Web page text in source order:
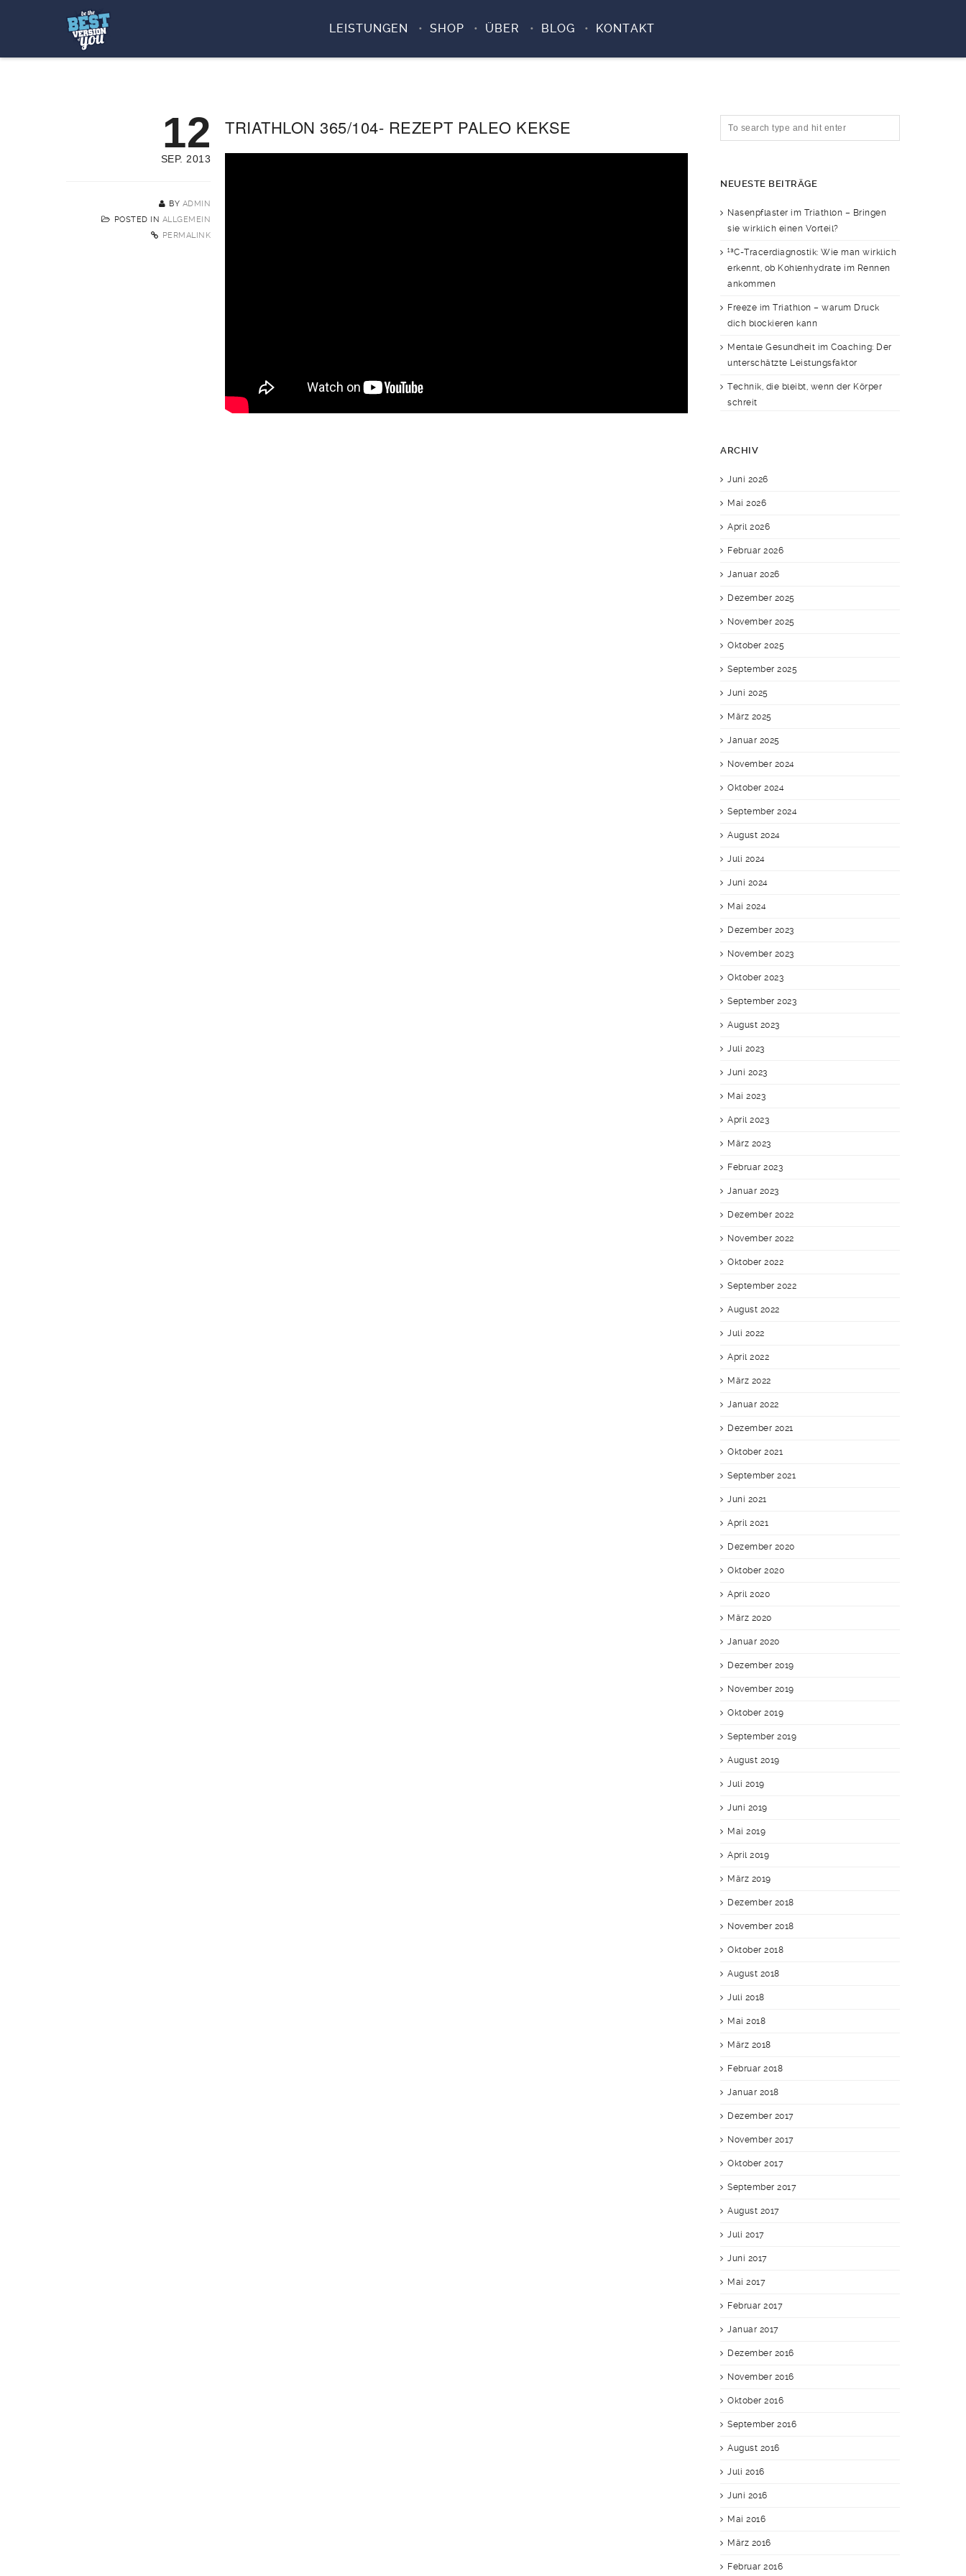
LEISTUNGEN SHOP ÜBER BLOG KONTAKT
12
SEP. 2013
BY ADMIN
POSTED IN ALLGEMEIN
PERMALINK
TRIATHLON 365/104- REZEPT PALEO KEKSE
NEUESTE BEITRÄGE
Nasenpflaster im Triathlon – Bringen
sie wirklich einen Vorteil?
¹³C-Tracerdiagnostik: Wie man wirklich
erkennt, ob Kohlenhydrate im Rennen
ankommen
Freeze im Triathlon – warum Druck
dich blockieren kann
Mentale Gesundheit im Coaching: Der
unterschätzte Leistungsfaktor
Technik, die bleibt, wenn der Körper
schreit
ARCHIV
Juni 2026
Mai 2026
April 2026
Februar 2026
Januar 2026
Dezember 2025
November 2025
Oktober 2025
September 2025
Juni 2025
März 2025
Januar 2025
November 2024
Oktober 2024
September 2024
August 2024
Juli 2024
Juni 2024
Mai 2024
Dezember 2023
November 2023
Oktober 2023
September 2023
August 2023
Juli 2023
Juni 2023
Mai 2023
April 2023
März 2023
Februar 2023
Januar 2023
Dezember 2022
November 2022
Oktober 2022
September 2022
August 2022
Juli 2022
April 2022
März 2022
Januar 2022
Dezember 2021
Oktober 2021
September 2021
Juni 2021
April 2021
Dezember 2020
Oktober 2020
April 2020
März 2020
Januar 2020
Dezember 2019
November 2019
Oktober 2019
September 2019
August 2019
Juli 2019
Juni 2019
Mai 2019
April 2019
März 2019
Dezember 2018
November 2018
Oktober 2018
August 2018
Juli 2018
Mai 2018
März 2018
Februar 2018
Januar 2018
Dezember 2017
November 2017
Oktober 2017
September 2017
August 2017
Juli 2017
Juni 2017
Mai 2017
Februar 2017
Januar 2017
Dezember 2016
November 2016
Oktober 2016
September 2016
August 2016
Juli 2016
Juni 2016
Mai 2016
März 2016
Februar 2016